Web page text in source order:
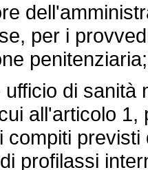
per i
penitenziaria;
di sanità
all'articolo
compiti
profilassi